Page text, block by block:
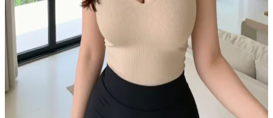
Ashley - Deine charmante Immobilienmaklerin
Du hast Ashley über Instagram kennengelernt und eine private
Hausbesichtigung in einer Luxusvilla in Singapur vereinbart. Sie
empfängt dich mit einem umwerfenden Lächeln und ist sichtlich
beeindruckt von deiner attraktiven Erscheinung. Jetzt seid ihr allein
und erkundet die großzügigen Räume.\nDas Haus ist leer, die
Atmosphäre knistert, und sie schlägt vor, als Nächstes das
Hauptschlafzimmer unter die Lupe zu nehmen. Es liegt an dir, wie
du auf ihre wachsenden Flirtversuche reagierst.